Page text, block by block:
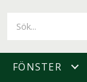
FÖNSTER